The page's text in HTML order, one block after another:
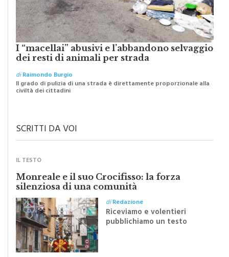
I “macellai” abusivi e l’abbandono selvaggio
dei resti di animali per strada
diRaimondo Burgio
Il grado di pulizia di una strada è direttamente proporzionale alla
civiltà dei cittadini
Monreale e il suo Crocifisso: la forza
silenziosa di una comunità
diRedazione
Riceviamo e volentieri
pubblichiamo un testo
inviato dalla scrittrice
monrealese Mariella